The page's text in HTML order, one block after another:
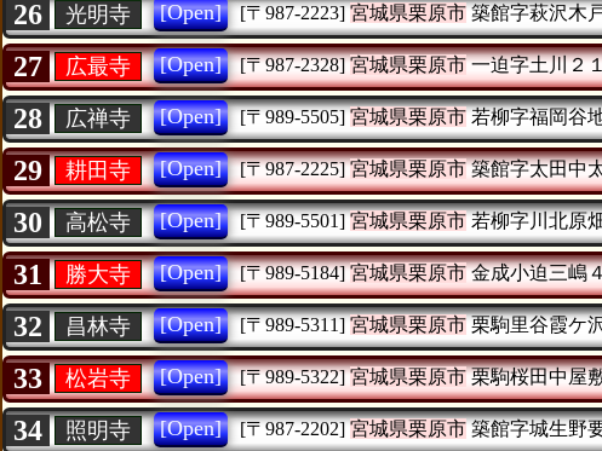
26 光明寺 [Open] [〒987-2223] 宮城県栗原市築館字萩沢木
27 広最寺 [Open] [〒987-2328] 宮城県栗原市一迫字土川２
28 広禅寺 [Open] [〒989-5505] 宮城県栗原市若柳字福岡谷
29 耕田寺 [Open] [〒987-2225] 宮城県栗原市築館字太田中
30 高松寺 [Open] [〒989-5501] 宮城県栗原市若柳字川北原
31 勝大寺 [Open] [〒989-5184] 宮城県栗原市金成小迫三嶋
32 昌林寺 [Open] [〒989-5311] 宮城県栗原市栗駒里谷霞ケ
33 松岩寺 [Open] [〒989-5322] 宮城県栗原市栗駒桜田中屋
34 照明寺 [Open] [〒987-2202] 宮城県栗原市築館字城生野